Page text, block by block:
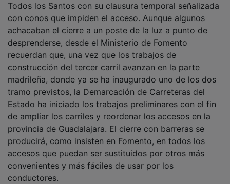
Todos los Santos con su clausura temporal señalizada
con conos que impiden el acceso. Aunque algunos
achacaban el cierre a un poste de la luz a punto de
desprenderse, desde el Ministerio de Fomento
recuerdan que, una vez que los trabajos de
construcción del tercer carril avanzan en la parte
madrileña, donde ya se ha inaugurado uno de los dos
tramo previstos, la Demarcación de Carreteras del
Estado ha iniciado los trabajos preliminares con el fin
de ampliar los carriles y reordenar los accesos en la
provincia de Guadalajara. El cierre con barreras se
producirá, como insisten en Fomento, en todos los
accesos que puedan ser sustituidos por otros más
convenientes y más fáciles de usar por los
conductores.